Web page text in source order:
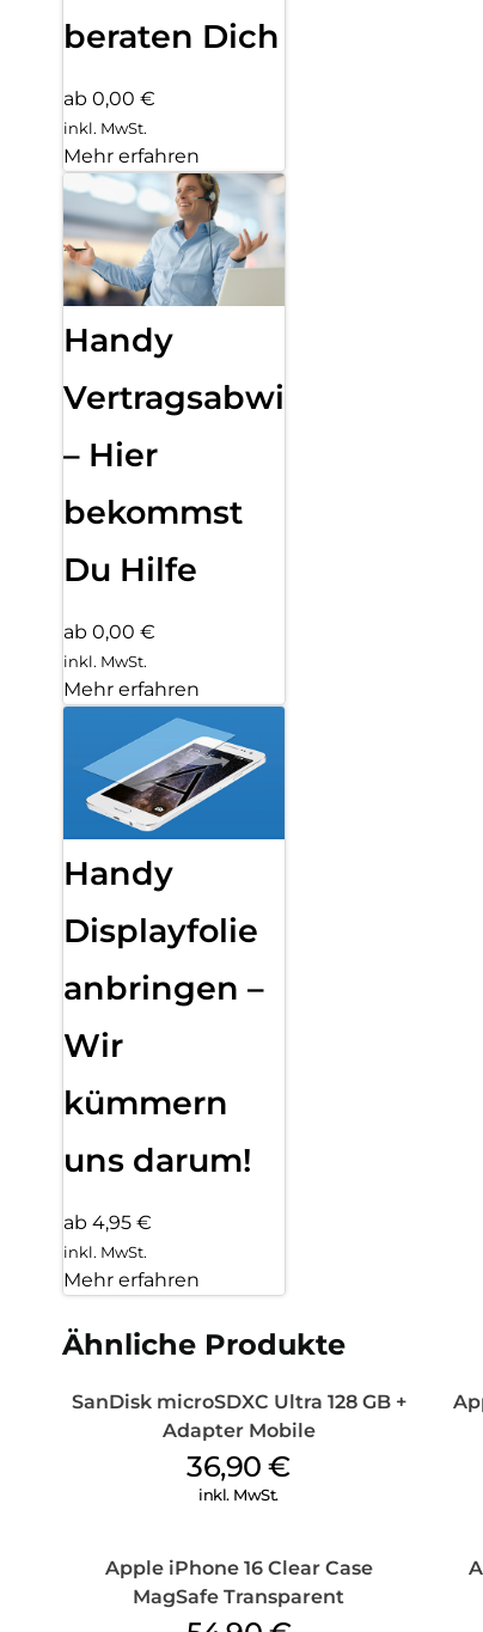
beraten Dich
ab 0,00 €
inkl. MwSt.
Mehr erfahren
Handy
Vertragsabwicklung
– Hier
bekommst
Du Hilfe
ab 0,00 €
inkl. MwSt.
Mehr erfahren
Handy
Displayfolie
anbringen –
Wir
kümmern
uns darum!
ab 4,95 €
inkl. MwSt.
Mehr erfahren
Ähnliche Produkte
SanDisk microSDXC Ultra 128 GB +
Adapter Mobile
36,90€
inkl. MwSt.
Apple iPhone 16 Clear Case
MagSafe Transparent